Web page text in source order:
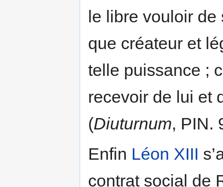
le libre vouloir
que créateur et
telle puissance ;
recevoir de lui et
(Diuturnum, PIN.
Enfin Léon XIII
contrat social de